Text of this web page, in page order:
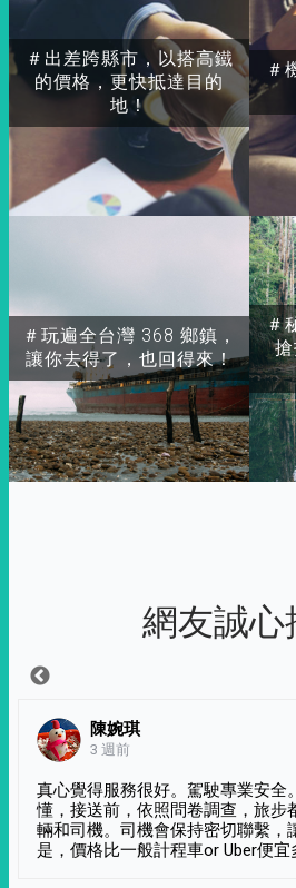
＃出差跨縣市，以搭高鐵
的價格，更快抵達目的
地！
＃玩遍全台灣 368 鄉鎮，
讓你去得了，也回得來！
＃
＃
網友誠心
陳婉琪
3 週前
真心覺得服務很好。駕駛專業安全
懂，接送前，依照問卷調查，旅步
輛和司機。司機會保持密切聯繫，
是，價格比一般計程車or Uber便